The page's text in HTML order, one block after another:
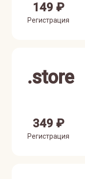
149 ₽
Регистрация
.store
349 ₽
Регистрация